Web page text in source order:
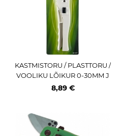
KASTMISTORU / PLASTTORU /
VOOLIKU LÕIKUR 0-30MM J
BM
8,89 €